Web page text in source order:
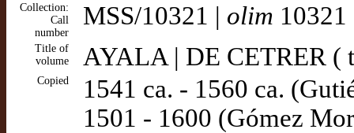
Collection:
Call
number
MSS/10321 | olim
Title of
volume
AYALA | DE CETRER (
Copied
1541 ca. - 1560 ca.
1501 - 1600 (Gómez